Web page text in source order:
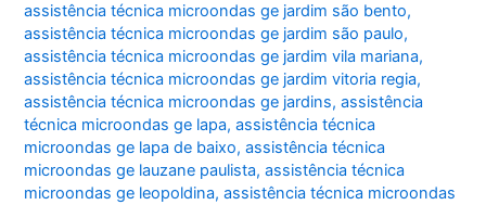
assistência técnica microondas ge jardim são bento,
assistência técnica microondas ge jardim são paulo,
assistência técnica microondas ge jardim vila mariana,
assistência técnica microondas ge jardim vitoria regia,
assistência técnica microondas ge jardins,assistência
técnica microondas ge lapa,assistência técnica
microondas ge lapa de baixo,assistência técnica
microondas ge lauzane paulista,assistência técnica
microondas ge leopoldina,assistência técnica microondas